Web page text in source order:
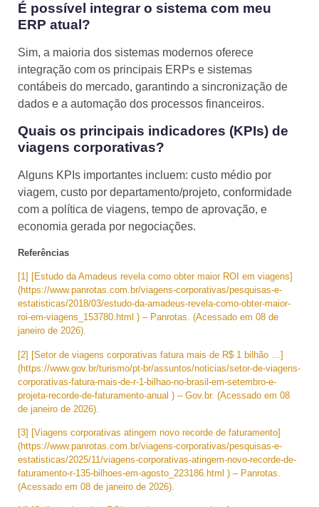
É possível integrar o sistema com meu
ERP atual?
Sim, a maioria dos sistemas modernos oferece
integração com os principais ERPs e sistemas
contábeis do mercado, garantindo a sincronização de
dados e a automação dos processos financeiros.
Quais os principais indicadores (KPIs) de
viagens corporativas?
Alguns KPIs importantes incluem: custo médio por
viagem, custo por departamento/projeto, conformidade
com a política de viagens, tempo de aprovação, e
economia gerada por negociações.
Referências
[1] [Estudo da Amadeus revela como obter maior ROI em viagens]
(https://www.panrotas.com.br/viagens-corporativas/pesquisas-e-
estatisticas/2018/03/estudo-da-amadeus-revela-como-obter-maior-
roi-em-viagens_153780.html ) – Panrotas. (Acessado em 08 de
janeiro de 2026).
[2] [Setor de viagens corporativas fatura mais de R$ 1 bilhão …]
(https://www.gov.br/turismo/pt-br/assuntos/noticias/setor-de-viagens-
corporativas-fatura-mais-de-r-1-bilhao-no-brasil-em-setembro-e-
projeta-recorde-de-faturamento-anual ) – Gov.br. (Acessado em 08
de janeiro de 2026).
[3] [Viagens corporativas atingem novo recorde de faturamento]
(https://www.panrotas.com.br/viagens-corporativas/pesquisas-e-
estatisticas/2025/11/viagens-corporativas-atingem-novo-recorde-de-
faturamento-r-135-bilhoes-em-agosto_223186.html ) – Panrotas.
(Acessado em 08 de janeiro de 2026).